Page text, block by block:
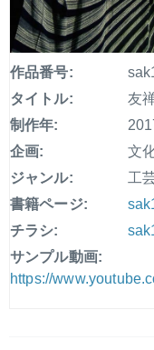
作品番号:
タイトル:
友
制作年:
企画:
文
ジャンル:
工
書籍ページ:
チラシ:
サンプル動画:
https://